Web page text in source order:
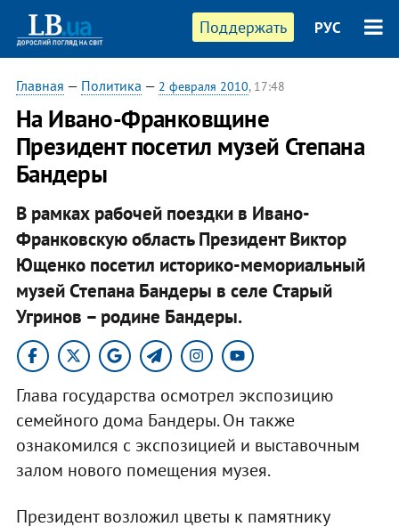
Поддержать РУС
Главная — Политика — 2 февраля 2010, 17:48
На Ивано-Франковщине
Президент посетил музей Степана
Бандеры
В рамках рабочей поездки в Ивано-
Франковскую область Президент Виктор
Ющенко посетил историко-мемориальный
музей Степана Бандеры в селе Старый
Угринов – родине Бандеры.
Глава государства осмотрел экспозицию
семейного дома Бандеры. Он также
ознакомился с экспозицией и выставочным
залом нового помещения музея.
Президент возложил цветы к памятнику